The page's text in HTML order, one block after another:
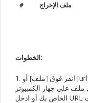
# ملف الإخراج
الخطوات:
1. انقر فوق [ملف] أو [url] زر للتبديل الملف المحلي أو ملف عبر
ملف علي جهاز الكمبيوتر